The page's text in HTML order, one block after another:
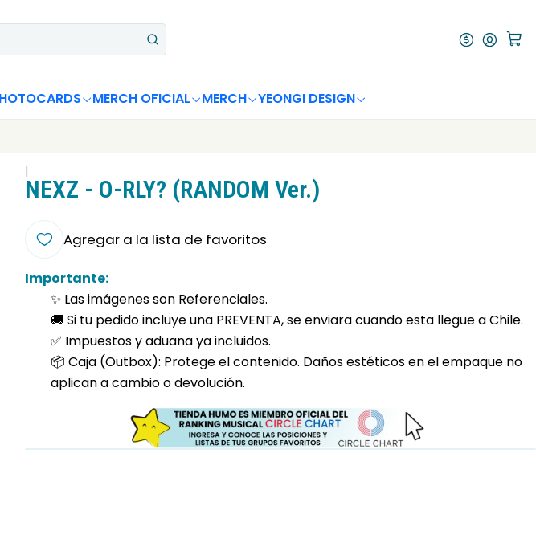
MERCH OFICIAL MERCH YEONGI DESIGN
|
NEXZ - O-RLY? (RANDOM Ver.)
Agregar a la lista de favoritos
Importante:
✨ Las imágenes son Referenciales.
🚚 Si tu pedido incluye una PREVENTA, se enviara cuando esta llegue a Chile.
✅ Impuestos y aduana ya incluidos.
📦 Caja (Outbox): Protege el contenido. Daños estéticos en el empaque no
aplican a cambio o devolución.